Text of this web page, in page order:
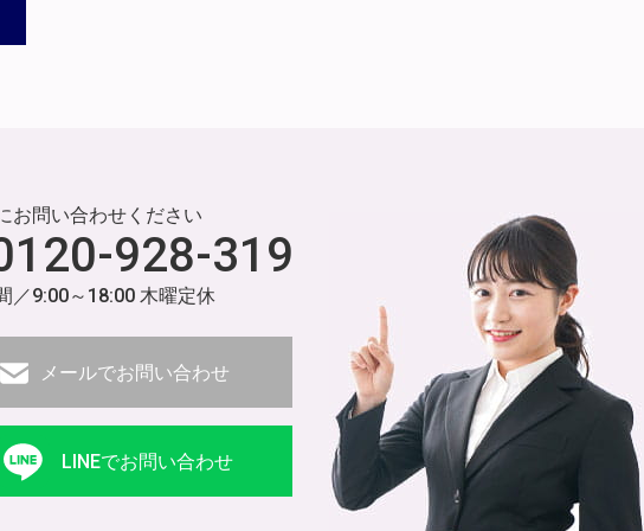
お問い合わせください
928-319
／9:00～18:00 木曜定休
メールでお問い合わせ
LINEでお問い合わせ